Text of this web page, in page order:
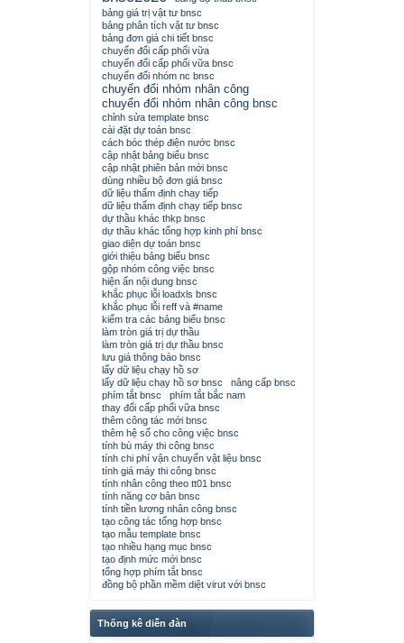
bảng giá trị vật tư bnsc
bảng phân tích vật tư bnsc
bảng đơn giá chi tiết bnsc
chuyển đổi cấp phối vữa
chuyển đổi cấp phối vữa bnsc
chuyển đổi nhóm nc bnsc
chuyển đổi nhóm nhân công
chuyển đổi nhóm nhân công bnsc
chỉnh sửa template bnsc
cài đặt dự toán bnsc
cách bóc thép điện nước bnsc
cập nhật bảng biểu bnsc
cập nhật phiên bản mới bnsc
dùng nhiều bộ đơn giá bnsc
dữ liệu thẩm định chạy tiếp
dữ liệu thẩm định chạy tiếp bnsc
dự thầu khác thkp bnsc
dự thầu khác tổng hợp kinh phí bnsc
giao diện dự toán bnsc
giới thiệu bảng biểu bnsc
gộp nhóm công việc bnsc
hiện ẩn nội dung bnsc
khắc phục lỗi loadxls bnsc
khắc phục lỗi reff và #name
kiểm tra các bảng biểu bnsc
làm tròn giá trị dự thầu
làm tròn giá trị dự thầu bnsc
lưu giá thông báo bnsc
lấy dữ liệu chạy hồ sơ
lấy dữ liệu chạy hồ sơ bnsc
nâng cấp bnsc
phím tắt bnsc
phím tắt bắc nam
thay đổi cấp phối vữa bnsc
thêm công tác mới bnsc
thêm hệ số cho công việc bnsc
tính bù máy thi công bnsc
tính chi phí vận chuyển vật liệu bnsc
tính giá máy thi công bnsc
tính nhân công theo tt01 bnsc
tính năng cơ bản bnsc
tính tiền lương nhân công bnsc
tạo công tác tổng hợp bnsc
tạo mẫu template bnsc
tạo nhiều hạng mục bnsc
tạo định mức mới bnsc
tổng hợp phím tắt bnsc
đồng bộ phần mềm diệt virut với bnsc
Thống kê diễn đàn